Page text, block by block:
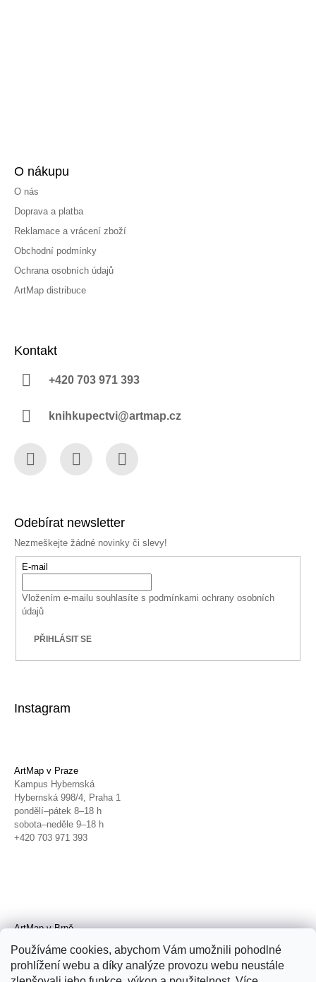
Používáme cookies, abychom Vám umožnili pohodlné
prohlížení webu a díky analýze provozu webu neustále
O nákupu
O nás
Doprava a platba
Reklamace a vrácení zboží
Obchodní podmínky
Ochrana osobních údajů
ArtMap distribuce
Kontakt
+420 703 971 393
knihkupectvi@artmap.cz
Odebírat newsletter
Nezmeškejte žádné novinky či slevy!
E-mail
Vložením e-mailu souhlasíte s podmínkami ochrany osobních
údajů
PŘIHLÁSIT SE
Instagram
ArtMap v Praze
Kampus Hybernská
Hybernská 998/4, Praha 1
pondělí–pátek 8–18 h
sobota–neděle 9–18 h
+420 703 971 393
ArtMap v Brně
Radnická 4, Brno
úterý–pátek 11–19 h